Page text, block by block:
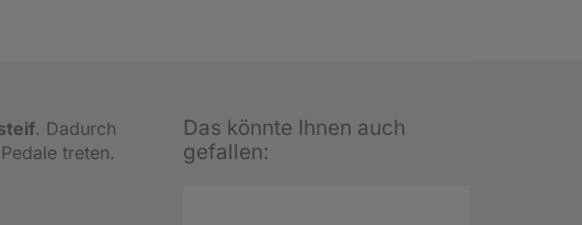
. Dadurch
treten.
Das könnte Ihnen auch
gefallen: